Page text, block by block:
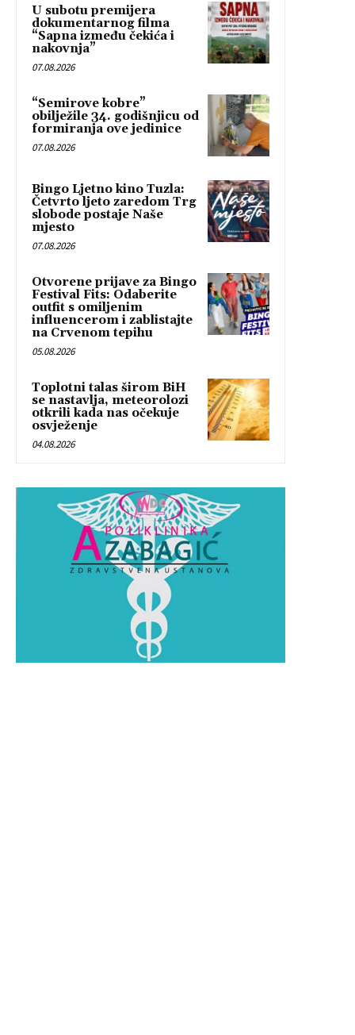
U subotu premijera
dokumentarnog filma
“Sapna između čekića i
nakovnja”
07.08.2026
“Semirove kobre”
obilježile 34. godišnjicu od
formiranja ove jedinice
07.08.2026
Bingo Ljetno kino Tuzla:
Četvrto ljeto zaredom Trg
slobode postaje Naše
mjesto
07.08.2026
Otvorene prijave za Bingo
Festival Fits: Odaberite
outfit s omiljenim
influencerom i zablistajte
na Crvenom tepihu
05.08.2026
Toplotni talas širom BiH
se nastavlja, meteorolozi
otkrili kada nas očekuje
osvježenje
04.08.2026